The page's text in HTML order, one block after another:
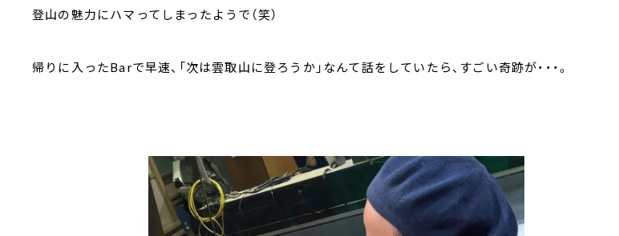
登山の魅力にハマってしまったようで（笑）
帰りに入ったBarで早速、「次は雲取山に登ろうか」なんて話をしていたら、すごい奇跡が・・・。